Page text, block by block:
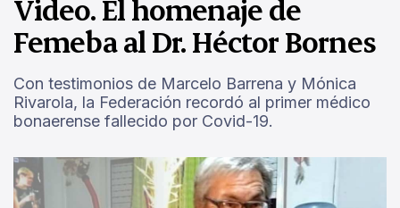
Video. El homenaje de
Femeba al Dr. Héctor Bornes
Con testimonios de Marcelo Barrena y Mónica
Rivarola, la Federación recordó al primer médico
bonaerense fallecido por Covid-19.